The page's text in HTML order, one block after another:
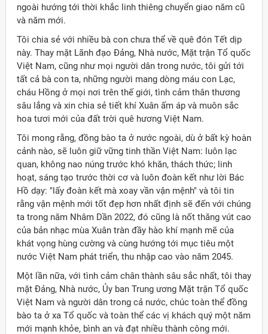
ngoài hướng tới thời khắc linh thiêng chuyển giao năm cũ
và năm mới.
Tôi chia sẻ với nhiều bà con chưa thể về quê đón Tết dịp
này. Thay mặt Lãnh đạo Đảng, Nhà nước, Mặt trận Tổ quốc
Việt Nam, cũng như mọi người dân trong nước, tôi gửi tới
tất cả bà con ta, những người mang dòng máu con Lạc,
cháu Hồng ở mọi nơi trên thế giới, tình cảm thân thương
sâu lắng và xin chia sẻ tiết khí Xuân ấm áp và muôn sắc
hoa tươi mới của đất trời quê hương Việt Nam.
Tôi mong rằng, đồng bào ta ở nước ngoài, dù ở bất kỳ hoàn
cảnh nào, sẽ luôn giữ vững tinh thần Việt Nam: luôn lạc
quan, không nao núng trước khó khăn, thách thức; linh
hoạt, sáng tạo trước thời cơ và luôn đoàn kết như lời Bác
Hồ dạy: "lấy đoàn kết mà xoay vần vận mệnh" và tôi tin
rằng vận mệnh mới tốt đẹp hơn nhất định sẽ đến với chúng
ta trong năm Nhâm Dần 2022, đó cũng là nốt thăng vút cao
của bản nhạc mùa Xuân tràn đầy hào khí mạnh mẽ của
khát vọng hùng cường và cùng hướng tới mục tiêu một
nước Việt Nam phát triển, thu nhập cao vào năm 2045.
Một lần nữa, với tình cảm chân thành sâu sắc nhất, tôi thay
mặt Đảng, Nhà nước, Ủy ban Trung ương Mặt trận Tổ quốc
Việt Nam và người dân trong cả nước, chúc toàn thể đồng
bào ta ở xa Tổ quốc và toàn thể các vị khách quý một năm
mới mạnh khỏe, bình an và đạt nhiều thành công mới.